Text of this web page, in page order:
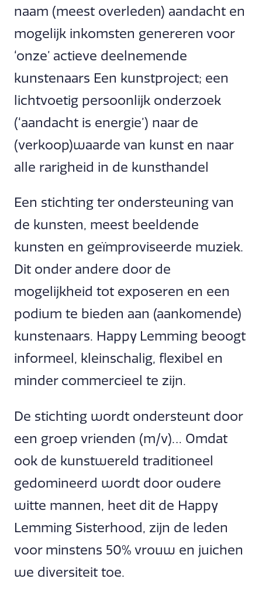
naam (meest overleden) aandacht en
mogelijk inkomsten genereren voor
‘onze’ actieve deelnemende
kunstenaars Een kunstproject; een
lichtvoetig persoonlijk onderzoek
(‘aandacht is energie’) naar de
(verkoop)waarde van kunst en naar
alle rarigheid in de kunsthandel
Een stichting ter ondersteuning van
de kunsten, meest beeldende
kunsten en geïmproviseerde muziek.
Dit onder andere door de
mogelijkheid tot exposeren en een
podium te bieden aan (aankomende)
kunstenaars. Happy Lemming beoogt
informeel, kleinschalig, flexibel en
minder commercieel te zijn.
De stichting wordt ondersteunt door
een groep vrienden (m/v)… Omdat
ook de kunstwereld traditioneel
gedomineerd wordt door oudere
witte mannen, heet dit de Happy
Lemming Sisterhood, zijn de leden
voor minstens 50% vrouw en juichen
we diversiteit toe.